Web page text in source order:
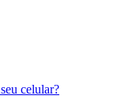
celular?